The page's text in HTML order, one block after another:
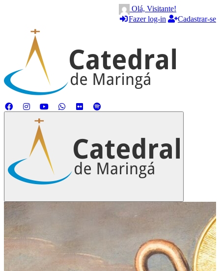
Olá, Visitante!
Fazer log-in
Cadastrar-se